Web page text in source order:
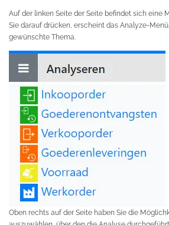
Auf der linken Seite der Seite befindet sich eine
Sie darauf drücken, erscheint das Analyze-
gewünschte Thema.
Oben rechts auf der Seite haben Sie die